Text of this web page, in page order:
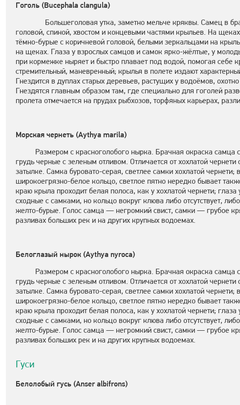
Гоголь (Bucephala clangula)
Большеголовая утка, заметно мельче кряквы. Самец в
головой, спиной, хвостом и концевыми частями крыльев. На
тёмно-бурые с коричневой головой, белыми зеркальцами на
на щеках. Глаза у взрослых самцов и самок ярко-жёлтые, у
при кормежке ныряет и быстро плавает под водой, помогая себе
стремительный, маневренный; крылья в полете издают
Гнездится в дуплах старых деревьев, растущих у водоёмов,
Гнездятся главным образом там, где специально для гоголей
пролета отмечается на прудах рыбхозов, торфяных карьерах,
Морская чернеть (Aythya marila)
Размером с красноголобого нырка. Брачная окраска
грудь черные с зеленым отливом. Отличается от хохлатой чернети
затылке. Самка буровато-серая, светлее самки хохлатой чернети;
широкоегрязно-белое кольцо, светлое пятно нередко бывает
краю крыла проходит белая полоса, как у хохлатой чернети;
сходные с самками, но кольцо вокруг клюва либо отсутствует,
желто-бурые. Голос самца — негромкий свист, самки — грубое
разливах больших рек и на других крупных водоемах.
Белоглазый нырок (Aythya nyroca)
Размером с красноголобого нырка. Брачная окраска
грудь черные с зеленым отливом. Отличается от хохлатой чернети
затылке. Самка буровато-серая, светлее самки хохлатой чернети;
широкоегрязно-белое кольцо, светлое пятно нередко бывает
краю крыла проходит белая полоса, как у хохлатой чернети;
сходные с самками, но кольцо вокруг клюва либо отсутствует,
желто-бурые. Голос самца — негромкий свист, самки — грубое
разливах больших рек и на других крупных водоемах.
Гуси
Белолобый гусь (Anser albifrons)